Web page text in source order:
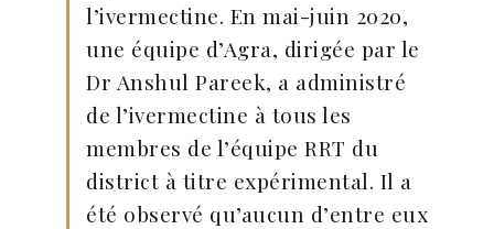
l’ivermectine. En mai-juin 2020,
une équipe d’Agra, dirigée par le
Dr Anshul Pareek, a administré
de l’ivermectine à tous les
membres de l’équipe RRT du
district à titre expérimental. Il a
été observé qu’aucun d’entre eux